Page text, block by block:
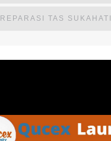
REPARASI TAS SUKAHATI